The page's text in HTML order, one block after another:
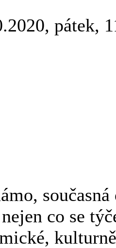
pátek,
co se